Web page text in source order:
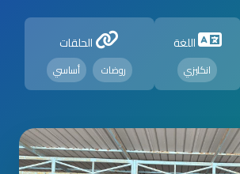
اللغة
انكليزي
الحلقات
روضات أساسي